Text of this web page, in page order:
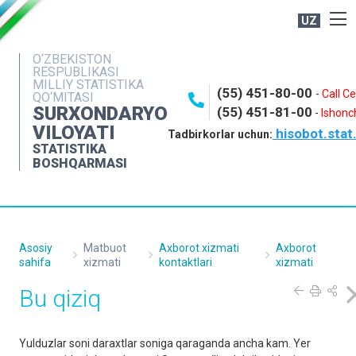
UZ
O‘ZBEKISTON
RESPUBLIKASI
MILLIY STATISTIKA
QO‘MITASI
SURXONDARYO
VILOYATI
STATISTIKA
BOSHQARMASI
(55) 451-80-00 -Call
(55) 451-81-00 -
Tadbirkorlar uchun:
OCHIQ MA'LUMOTLAR
NASHRLAR
INTERAKTIV XIZMATLAR
MATBUOT XIZMATI
Asosiy
sahifa
Matbuot
xizmati
Axborot xizmati
kontaktlari
Axborot
xizmati
Bu qiziq
Yulduzlar soni daraxtlar soniga qaraganda ancha kam. Yer